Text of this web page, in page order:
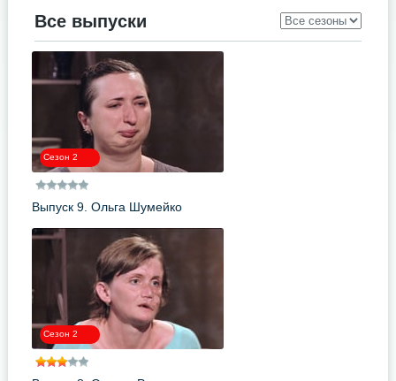
Все выпуски
Сезон 2
Выпуск 9. Ольга Шумейко
Сезон 2